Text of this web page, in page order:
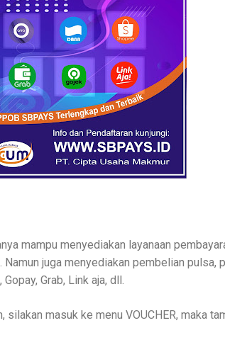
mampu menyediakan layanaan
Namun juga menyediakan pembelian pulsa,
Grab, Link aja, dll.
silakan masuk ke menu VOUCHER, maka